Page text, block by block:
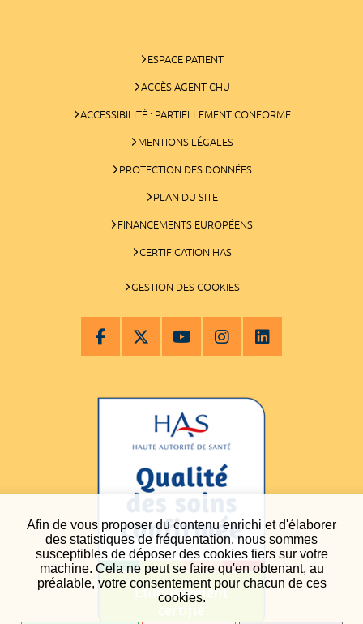
Afin de vous proposer du contenu enrichi et d'élaborer
des statistiques de fréquentation, nous sommes
susceptibles de déposer des cookies tiers sur votre
machine. Cela ne peut se faire qu'en obtenant, au
préalable, votre consentement pour chacun de ces
cookies.
ESPACE PATIENT
ACCÈS AGENT CHU
ACCESSIBILITÉ : PARTIELLEMENT CONFORME
MENTIONS LÉGALES
PROTECTION DES DONNÉES
PLAN DU SITE
FINANCEMENTS EUROPÉENS
CERTIFICATION HAS
GESTION DES COOKIES